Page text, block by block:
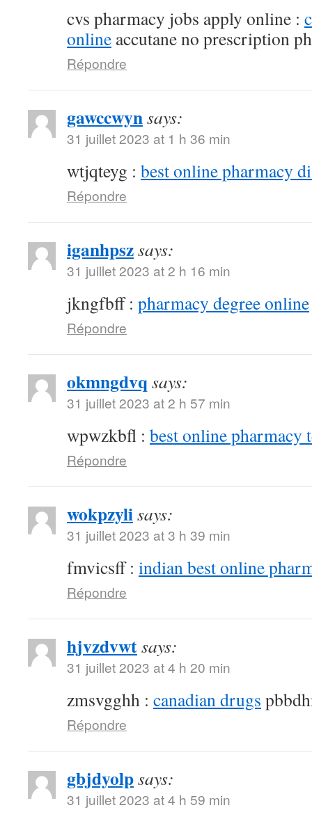
cvs pharmacy jobs apply online :
online accutane no prescription
Répondre
gawccwynsays:
31 juillet 2023 at 1 h 36 min
wtjqteyg : best online pharmacy
Répondre
iganhpszsays:
31 juillet 2023 at 2 h 16 min
jkngfbff : pharmacy degree online
Répondre
okmngdvq says:
31 juillet 2023 at 2 h 57 min
wpwzkbfl : best online pharmacy
Répondre
wokpzylisays:
31 juillet 2023 at 3 h 39 min
fmvicsff : indian best online
Répondre
hjvzdvwtsays:
31 juillet 2023 at 4 h 20 min
zmsvgghh : canadian drugs
Répondre
gbjdyolpsays:
31 juillet 2023 at 4 h 59 min